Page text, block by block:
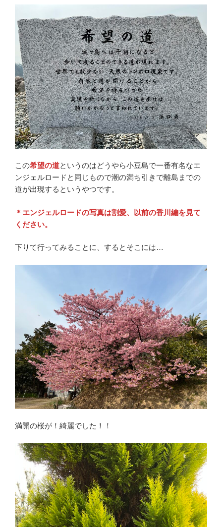
この希望の道というのはどうやら小豆島で一番有名なエ
ンジェルロードと同じもので潮の満ち引きで離島までの
道が出現するというやつです。
＊エンジェルロードの写真は割愛、以前の香川編を見て
ください。
下りて行ってみることに、するとそこには…
満開の桜が！綺麗でした！！